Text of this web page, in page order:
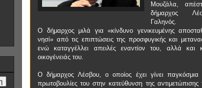
Μουζάλα,
δήμαρχος
Γαληνός.
Ο δήμαρχος μιλά για «κίνδυνο γενικευμένης
νησί» από τις επιπτώσεις της προσφυγικής και
ενώ καταγγέλλει απειλές εναντίον του, αλλά και
οικογένειάς του.
Ο δήμαρχος Λέσβου, ο οποίος έχει γίνει παγκόσμια
πρωτοβουλίες του στην κατεύθυνση της